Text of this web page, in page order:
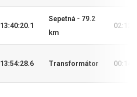
13:40:20.1
Sepetná - 79.2
km
13:54:28.6 Transformátor